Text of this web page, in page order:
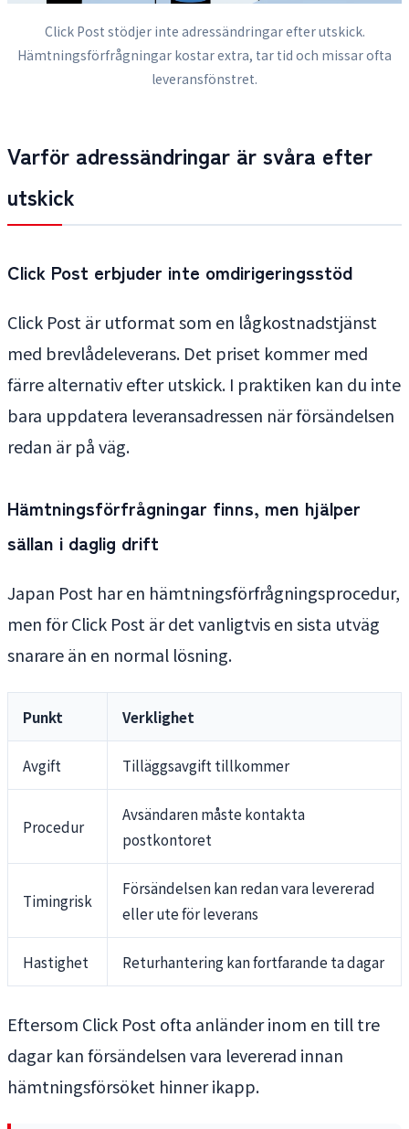
Click Post stödjer inte adressändringar efter utskick.
Hämtningsförfrågningar kostar extra, tar tid och missar ofta
leveransfönstret.
Varför adressändringar är svåra efter
utskick
Click Post erbjuder inte omdirigeringsstöd
Click Post är utformat som en lågkostnadstjänst
med brevlådeleverans. Det priset kommer med
färre alternativ efter utskick. I praktiken kan du inte
bara uppdatera leveransadressen när försändelsen
redan är på väg.
Hämtningsförfrågningar finns, men hjälper
sällan i daglig drift
Japan Post har en hämtningsförfrågningsprocedur,
men för Click Post är det vanligtvis en sista utväg
snarare än en normal lösning.
Punkt Verklighet
Avgift Tilläggsavgift tillkommer
Procedur
Avsändaren måste kontakta
postkontoret
Timingrisk
Försändelsen kan redan vara levererad
eller ute för leverans
Hastighet Returhantering kan fortfarande ta dagar
Eftersom Click Post ofta anländer inom en till tre
dagar kan försändelsen vara levererad innan
hämtningsförsöket hinner ikapp.